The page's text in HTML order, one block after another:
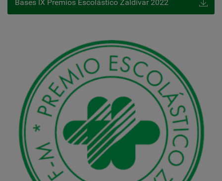
Bases IX Premios Escolástico Zaldívar 2022